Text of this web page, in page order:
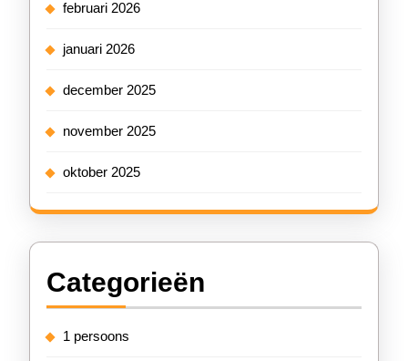
februari 2026
januari 2026
december 2025
november 2025
oktober 2025
Categorieën
1 persoons